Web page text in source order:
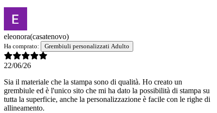
eleonora(casatenovo)
Ha comprato: Grembiuli personalizzati Adulto
22/06/26
Sia il materiale che la stampa sono di qualità. Ho creato un
grembiule ed è l'unico sito che mi ha dato la possibilità di stampa su
tutta la superficie, anche la personalizzazione è facile con le righe di
allineamento.